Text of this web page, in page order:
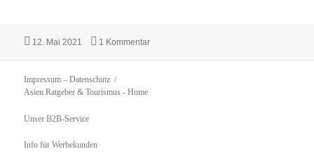
Veröffentlicht
12. Mai 2021 1 Kommentarzu Das Dorf der Puppen in Japan
Impressum – Datenschutz
Asien Ratgeber & Tourismus - Home
Unser B2B-Service
Info für Werbekunden